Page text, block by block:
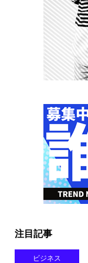
注目記事
ビジネス